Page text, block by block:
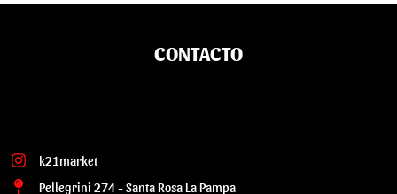
CONTACTO
k21market
Pellegrini 274 - Santa Rosa La Pampa